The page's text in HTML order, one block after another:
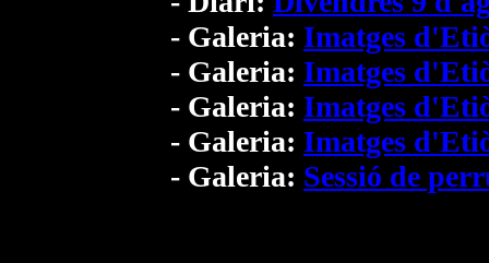
- Galeria: Imatges
- Galeria: Imatges
- Galeria: Imatges
- Galeria: Imatges
- Galeria: Sessió de